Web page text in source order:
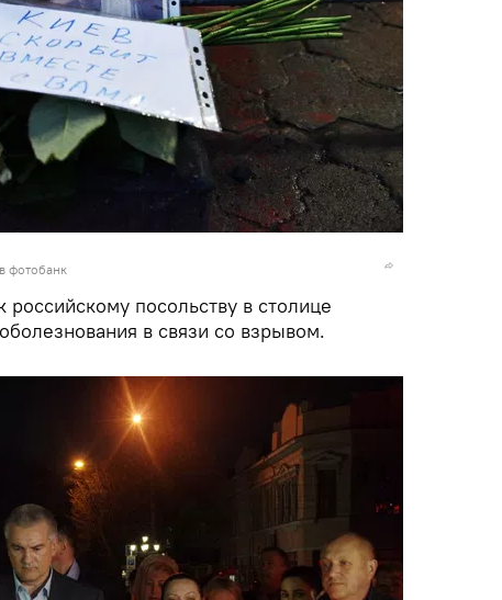
фотобанк
посольству в столице
в связи со взрывом.